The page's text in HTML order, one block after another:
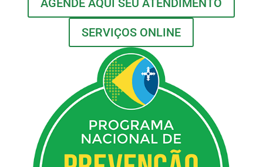
AGENDE AQUI SEU ATENDIMENTO
SERVIÇOS ONLINE